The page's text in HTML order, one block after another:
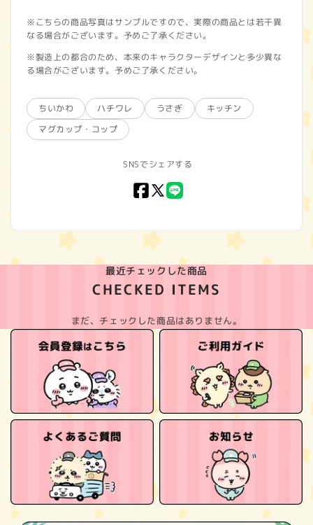
※こちらの商品写真はサンプルですので、実際の商品とは若干異
なる場合がございます。予めご了承ください。
※製造上の都合のため、本来のキャラクターデザインと多少異な
る場合がございます。予めご了承ください。
ちいかわ ハチワレ うさぎ
キッチン
マグカップ・コップ
SNSでシェアする
Facebook
X
LINE
最近チェックした商品
CHECKED ITEMS
まだ、チェックした商品はありません。